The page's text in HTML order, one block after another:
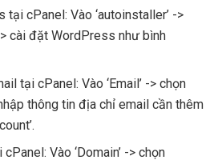
cPanel: Vào ‘autoinstaller’ ->
cài đặt WordPress như bình
tại cPanel: Vào ‘Email’ -> chọn
thông tin địa chỉ email cần thêm
Vào ‘Domain’ -> chọn